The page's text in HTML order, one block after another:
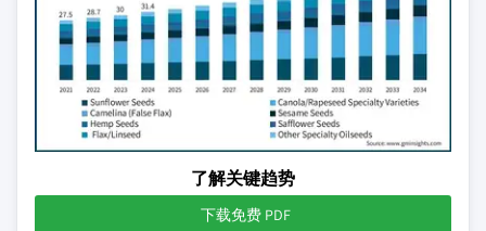
了解关键趋势
下载免费 PDF